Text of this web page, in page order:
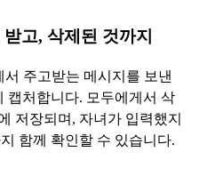
고, 삭제된 것까지
주고받는 메시지를 보낸
캡처합니다. 모두에게서 삭
저장되며, 자녀가 입력했지
함께 확인할 수 있습니다.